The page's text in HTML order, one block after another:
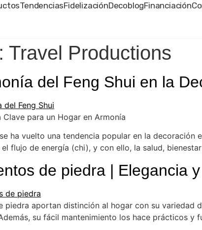
TendenciasFidelizaciónDecoblogFinanciación
Travel Productions
del Feng Shui en la
Clave para un Hogar en Armonía
ha vuelto una tendencia popular en la
flujo de energía (chi), y con ello, la salud,
de piedra | Elegancia
piedra aportan distinción al hogar con su
su fácil mantenimiento los hace prácticos y